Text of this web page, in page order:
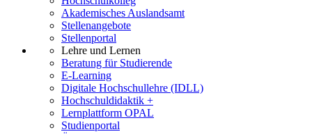
Akademisches Auslandsamt
Stellenangebote
Stellenportal
Lehre und Lernen
Beratung für Studierende
E-Learning
Digitale Hochschullehre (IDLL)
Hochschuldidaktik +
Lernplattform OPAL
Studienportal